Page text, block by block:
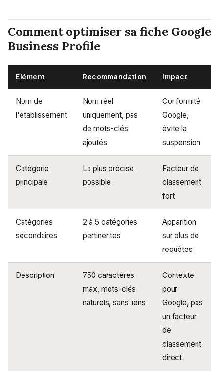
Comment optimiser sa fiche Google
Business Profile
Élément Recommandation Impact
Nom de
l'établissement
Nom réel
uniquement, pas
de mots-clés
ajoutés
Conformité
Google,
évite la
suspension
Catégorie
principale
La plus précise
possible
Facteur de
classement
fort
Catégories
secondaires
2 à 5 catégories
pertinentes
Apparition
sur plus de
requêtes
Description
750 caractères
max, mots-clés
naturels, sans liens
Contexte
pour
Google, pas
un facteur
de
classement
direct